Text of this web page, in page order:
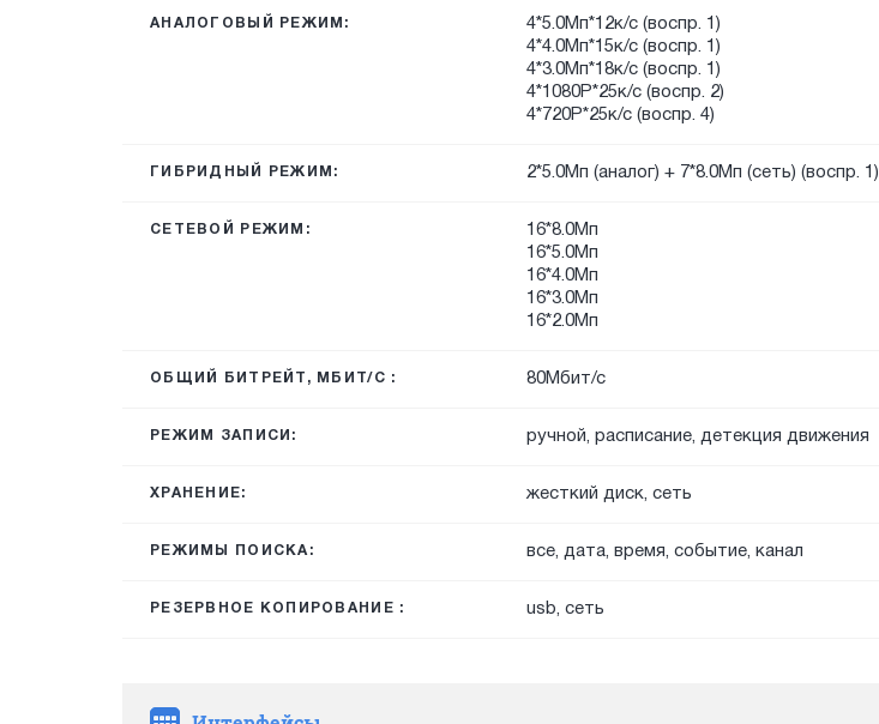
АНАЛОГОВЫЙ РЕЖИМ:
4*5.0Мп*12к/с (воспр. 1)
4*4.0Мп*15к/с (воспр. 1)
4*3.0Мп*18к/с (воспр. 1)
4*1080P*25к/с (воспр. 2)
4*720P*25к/с (воспр. 4)
ГИБРИДНЫЙ РЕЖИМ: 2*5.0Мп (аналог) + 7*8.0Мп (сеть) (воспр. 1)
СЕТЕВОЙ РЕЖИМ:
16*8.0Мп
16*5.0Мп
16*4.0Мп
16*3.0Мп
16*2.0Мп
ОБЩИЙ БИТРЕЙТ, МБИТ/С : 80Мбит/с
РЕЖИМ ЗАПИСИ: ручной, расписание, детекция движения
ХРАНЕНИЕ: жесткий диск, сеть
РЕЖИМЫ ПОИСКА: все, дата, время, событие, канал
РЕЗЕРВНОЕ КОПИРОВАНИЕ : usb, сеть